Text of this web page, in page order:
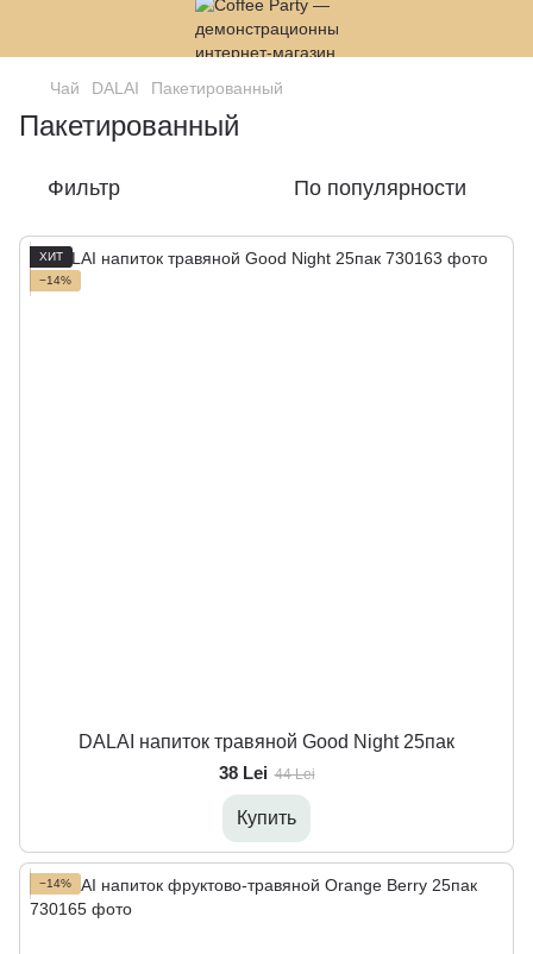
Чай DALAI Пакетированный
Пакетированный
Фильтр По популярности
ХИТ
−14%
DALAI напиток травяной Good Night 25пак
38 Lei 44 Lei
Купить
−14%